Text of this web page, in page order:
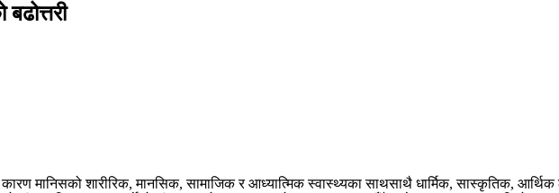
कारण मानिसको शारीरिक, मानसिक, सामाजिक र आध्यात्मिक स्वास्थ्यका साथसाथै धार्मिक, सास्कृतिक,